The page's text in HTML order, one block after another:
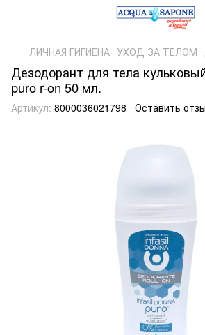
ЛИЧНАЯ ГИГИЕНА УХОД ЗА ТЕЛОМ
Дезодорант для тела
puro r-on 50 мл.
Артикул: 8000036021798 Оставить